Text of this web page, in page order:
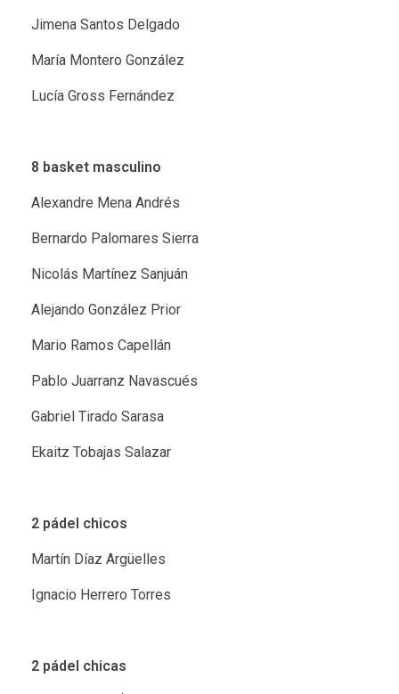
Jimena Santos Delgado
María Montero González
Lucía Gross Fernández
8 basket masculino
Alexandre Mena Andrés
Bernardo Palomares Sierra
Nicolás Martínez Sanjuán
Alejando González Prior
Mario Ramos Capellán
Pablo Juarranz Navascués
Gabriel Tirado Sarasa
Ekaitz Tobajas Salazar
2 pádel chicos
Martín Díaz Argüelles
Ignacio Herrero Torres
2 pádel chicas